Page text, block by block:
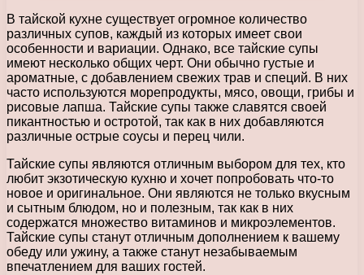
В тайской кухне существует огромное количество
различных супов, каждый из которых имеет свои
особенности и вариации. Однако, все тайские супы
имеют несколько общих черт. Они обычно густые и
ароматные, с добавлением свежих трав и специй. В них
часто используются морепродукты, мясо, овощи, грибы и
рисовые лапша. Тайские супы также славятся своей
пикантностью и остротой, так как в них добавляются
различные острые соусы и перец чили.
Тайские супы являются отличным выбором для тех, кто
любит экзотическую кухню и хочет попробовать что-то
новое и оригинальное. Они являются не только вкусным
и сытным блюдом, но и полезным, так как в них
содержатся множество витаминов и микроэлементов.
Тайские супы станут отличным дополнением к вашему
обеду или ужину, а также станут незабываемым
впечатлением для ваших гостей.